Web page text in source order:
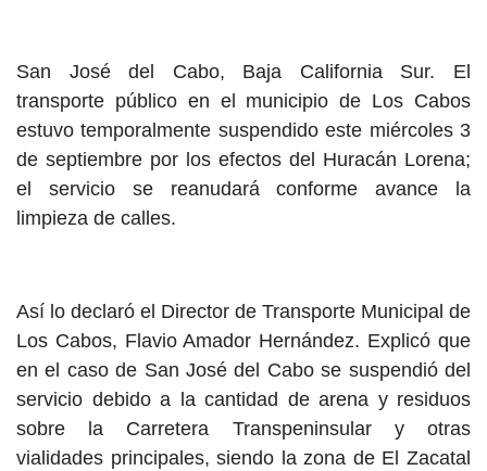
San José del Cabo, Baja California Sur. El
transporte público en el municipio de Los Cabos
estuvo temporalmente suspendido este miércoles 3
de septiembre por los efectos del Huracán Lorena;
el servicio se reanudará conforme avance la
limpieza de calles.
Así lo declaró el Director de Transporte Municipal de
Los Cabos, Flavio Amador Hernández. Explicó que
en el caso de San José del Cabo se suspendió del
servicio debido a la cantidad de arena y residuos
sobre la Carretera Transpeninsular y otras
vialidades principales, siendo la zona de El Zacatal